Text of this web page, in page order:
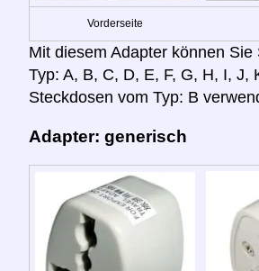
Vorderseite
Mit diesem Adapter können Sie
Typ: A, B, C, D, E, F, G, H, I, J,
Steckdosen vom Typ: B
Adapter: generisch